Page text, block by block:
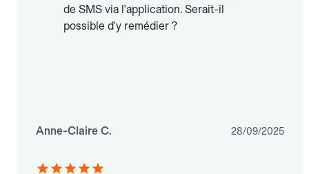
de SMS via l'application. Serait-il
possible d'y remédier ?
Anne-Claire C. 28/09/2025